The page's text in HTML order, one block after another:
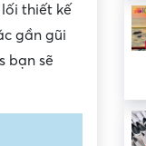
thiết kế
gần gũi
bạn sẽ